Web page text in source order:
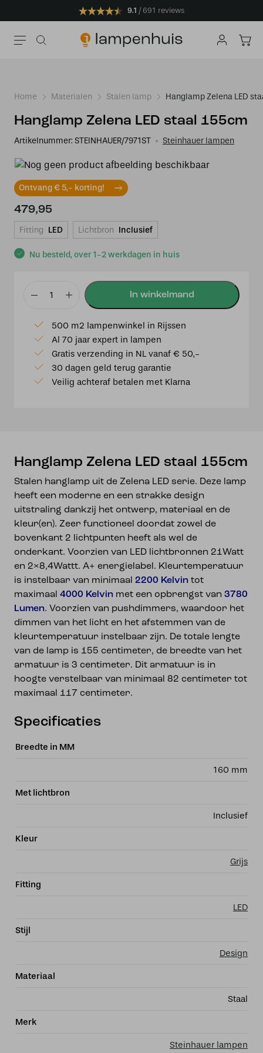
9.1 691 reviews
Home Materialen Stalen lamp Hanglamp Zelena LED
Hanglamp Zelena LED staal 155cm
Artikelnummer: STEINHAUER/7971ST Steinhauer lampen
Ontvang € 5,- korting!
Nu besteld, over 1-2 werkdagen in huis
479,95
Fitting LED Lichtbron Inclusief
Hanglamp
LED
staal
155cm
aantal
500 m2 lampenwinkel in Rijssen
Al 70 jaar expert in lampen
Gratis verzending in NL vanaf € 50,-
30 dagen geld terug garantie
Veilig achteraf betalen met Klarna
Hanglamp Zelena LED staal 155cm
Stalen hanglamp uit de Zelena LED serie. Deze lamp
heeft een moderne en een strakke design
uitstraling dankzij het ontwerp, materiaal en de
kleur(en). Zeer functioneel doordat zowel de
bovenkant 2 lichtpunten heeft als wel de
onderkant. Voorzien van LED lichtbronnen 21Watt
en 2×8,4Wattt. A+ energielabel. Kleurtemperatuur
is instelbaar van minimaal 2200 Kelvin tot
maximaal 4000 Kelvin met een opbrengst van 3780
Lumen. Voorzien van pushdimmers, waardoor het
dimmen van het licht en het afstemmen van de
kleurtemperatuur instelbaar zijn. De totale lengte
van de lamp is 155 centimeter, de breedte van het
armatuur is 3 centimeter. Dit armatuur is in
hoogte verstelbaar van minimaal 82 centimeter tot
maximaal 117 centimeter.
Specificaties
Breedte in MM
160 mm
Met lichtbron
Inclusief
Kleur
Grijs
Fitting
LED
Stijl
Design
Materiaal
Staal
Merk
Steinhauer lampen